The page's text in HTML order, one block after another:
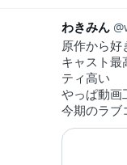
わきみん
原作から好
キャスト最
ティ高い
やっぱ動画
今期のラブ